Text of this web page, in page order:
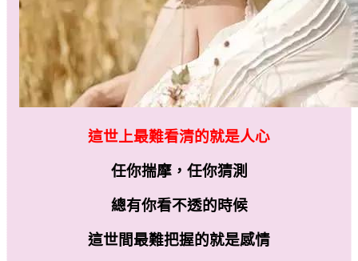
這世上最難看清的就是人心
任你揣摩，任你猜測
總有你看不透的時候
這世間最難把握的就是感情